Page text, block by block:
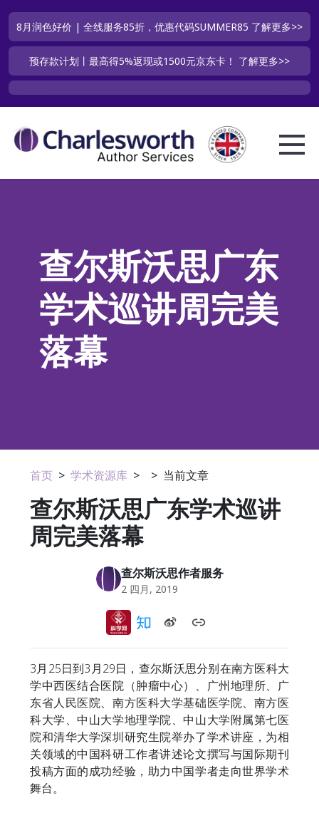
8月润色好价 | 全线服务85折，优惠代码SUMMER85 了解更多>>
预存款计划丨最高得5%返现或1500元京东卡！ 了解更多>>
查尔斯沃思广东
学术巡讲周完美
落幕
首页 > 学术资源库 > > 当前文章
查尔斯沃思广东学术巡讲
周完美落幕
查尔斯沃思作者服务
2 四月, 2019
3月25日到3月29日，查尔斯沃思分别在南方医科大
学中西医结合医院（肿瘤中心）、广州地理所、广
东省人民医院、南方医科大学基础医学院、南方医
科大学、中山大学地理学院、中山大学附属第七医
院和清华大学深圳研究生院举办了学术讲座，为相
关领域的中国科研工作者讲述论文撰写与国际期刊
投稿方面的成功经验，助力中国学者走向世界学术
舞台。